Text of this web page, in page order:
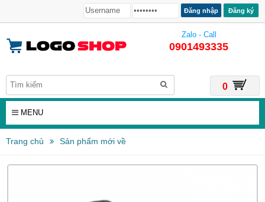
Đăng ký
Zalo - Call
0901493335
0
MENU
Trang chủ Sản phẩm mới về